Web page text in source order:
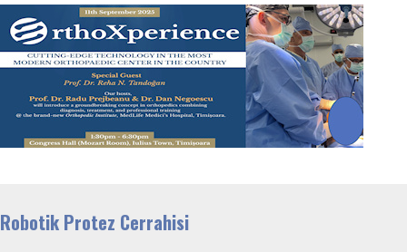
Robotik Protez Cerrahisi